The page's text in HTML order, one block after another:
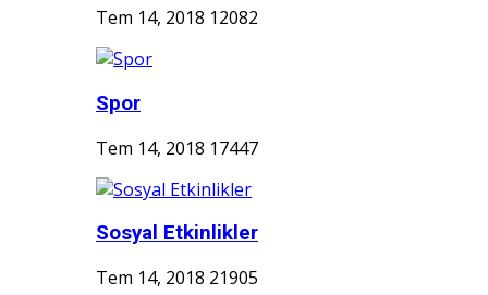
Tem 14, 2018 12082
Spor
Tem 14, 2018 17447
Sosyal Etkinlikler
Tem 14, 2018 21905